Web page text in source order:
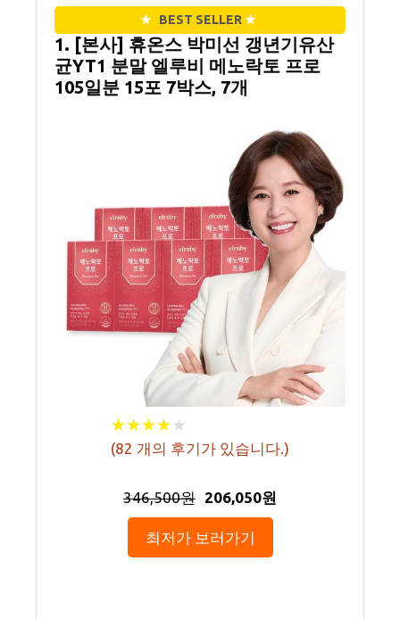
★ BEST SELLER ★
1. [본사] 휴온스 박미선 갱년기유산
균YT1 분말 엘루비 메노락토 프로
105일분 15포 7박스, 7개
★★★★★
★★★★★
(82 개의 후기가 있습니다.)
346,500원 206,050원
최저가 보러가기